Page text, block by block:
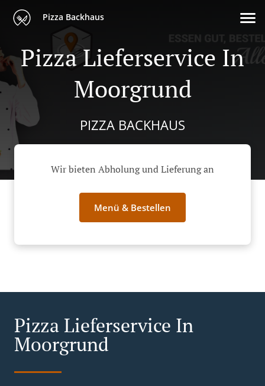
Pizza Backhaus
Pizza Lieferservice In
Moorgrund
PIZZA BACKHAUS
Wir bieten Abholung und Lieferung an
Menü & Bestellen
Pizza Lieferservice In
Moorgrund